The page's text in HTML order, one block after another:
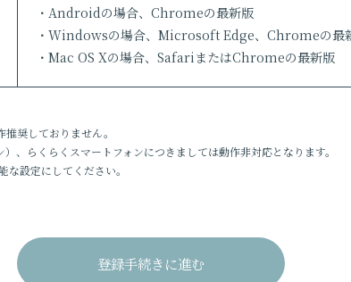
・Androidの場合、Chromeの最新版
・Windowsの場合、Microsoft Edge、Chromeの最
・Mac OS Xの場合、SafariまたはChromeの最新版
奨しておりません。
、らくらくスマートフォンにつきましては動作非対応となります。
設定にしてください。
登録手続きに進む